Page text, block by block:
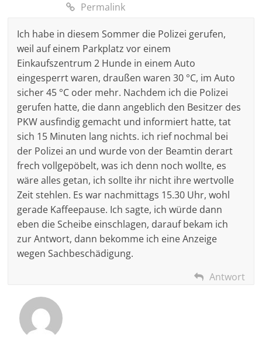
Permalink
Ich habe in diesem Sommer die Polizei gerufen,
weil auf einem Parkplatz vor einem
Einkaufszentrum 2 Hunde in einem Auto
eingesperrt waren, draußen waren 30 °C, im Auto
sicher 45 °C oder mehr. Nachdem ich die Polizei
gerufen hatte, die dann angeblich den Besitzer des
PKW ausfindig gemacht und informiert hatte, tat
sich 15 Minuten lang nichts. ich rief nochmal bei
der Polizei an und wurde von der Beamtin derart
frech vollgepöbelt, was ich denn noch wollte, es
wäre alles getan, ich sollte ihr nicht ihre wertvolle
Zeit stehlen. Es war nachmittags 15.30 Uhr, wohl
gerade Kaffeepause. Ich sagte, ich würde dann
eben die Scheibe einschlagen, darauf bekam ich
zur Antwort, dann bekomme ich eine Anzeige
wegen Sachbeschädigung.
Antwort